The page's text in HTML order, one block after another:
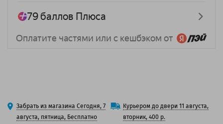
Забрать из магазина Сегодня, 7
августа, пятница, Бесплатно
Курьером до двери 11 августа,
вторник, 400 р.